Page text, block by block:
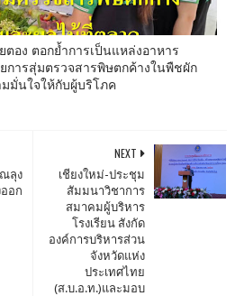
ตอง ตอกย้ำการเป็นแหล่งอาหาร
การสุ่มตรวจสารพิษตกค้างในพืชผัก
มั่นใจให้กับผู้บริโภค
NEXT
เชียงใหม่-ประชุม
สัมมนาวิชาการ
สมาคมผู้บริหาร
โรงเรียน สังกัด
องค์การบริหารส่วน
จังหวัดแห่ง
ประเทศไทย
(ส.บ.อ.ท.)และมอบ
ลุง
อก